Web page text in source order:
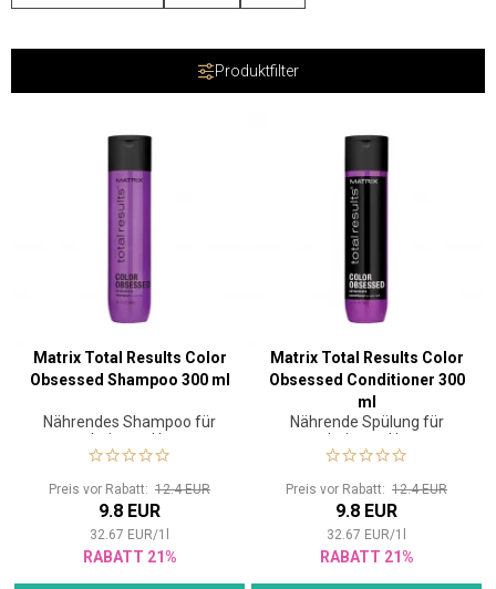
Produktfilter
Matrix Total Results Color
Obsessed Shampoo 300 ml
Nährendes Shampoo für
coloriertes Haar
Preis vor Rabatt: 12.4 EUR
9.8 EUR
32.67 EUR/1
RABATT 21%
Matrix Total Results Color
Obsessed Conditioner 300
ml
Nährende Spülung für
coloriertes Haar
Preis vor Rabatt: 12.4 EUR
9.8 EUR
32.67 EUR/1
RABATT 21%